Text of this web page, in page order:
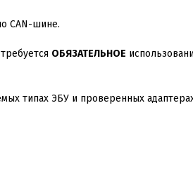
CAN-шине.
ОБЯЗАТЕЛЬНОЕ
типах ЭБУ и проверенных